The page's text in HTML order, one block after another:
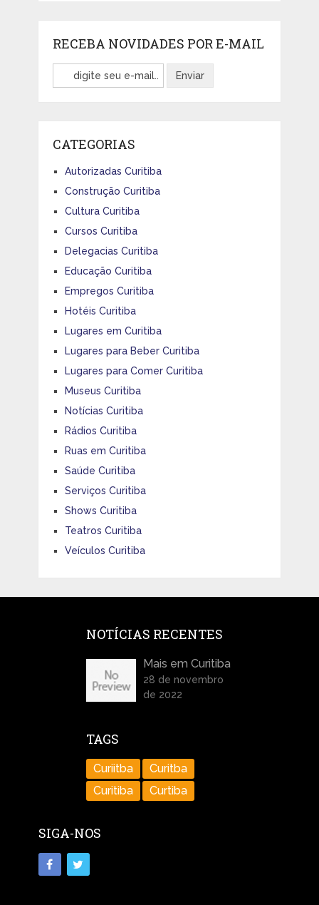
RECEBA NOVIDADES POR E-MAIL
CATEGORIAS
Autorizadas Curitiba
Construção Curitiba
Cultura Curitiba
Cursos Curitiba
Delegacias Curitiba
Educação Curitiba
Empregos Curitiba
Hotéis Curitiba
Lugares em Curitiba
Lugares para Beber Curitiba
Lugares para Comer Curitiba
Museus Curitiba
Notícias Curitiba
Rádios Curitiba
Ruas em Curitiba
Saúde Curitiba
Serviços Curitiba
Shows Curitiba
Teatros Curitiba
Veículos Curitiba
NOTÍCIAS RECENTES
Mais em Curitiba
28 de novembro
de 2022
TAGS
Curiitba
Curitba
Curitiba
Curtiba
SIGA-NOS